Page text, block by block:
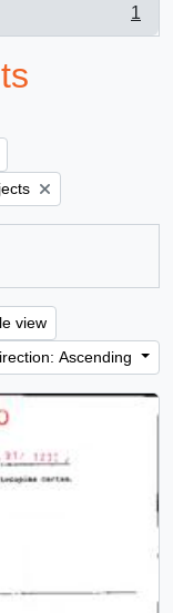
1
view
Ascending